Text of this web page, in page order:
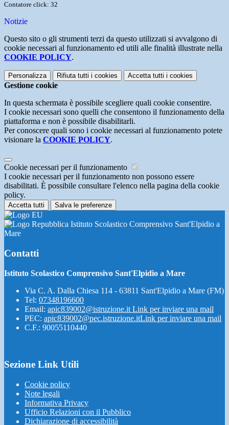
Contatore click: 32
Notizie
Questo sito o gli strumenti terzi da questo utilizzati si avvalgono di
cookie necessari al funzionamento ed utili alle finalità illustrate nella
COOKIE POLICY.
Personalizza Rifiuta tutti i cookies Accetta tutti i cookies
Gestione cookie
In questa schermata è possibile scegliere quali cookie consentire.
I cookie necessari sono quelli che consentono il funzionamento della
piattaforma e non è possibile disabilitarli.
Per conoscere quali sono i cookie necessari al funzionamento potete
visionare la COOKIE POLICY.
Cookie necessari per il funzionamento
I cookie necessari per il funzionamento non possono essere
disabilitati. È possibile consultare l'elenco nella pagina della cookie
policy.
Accetta tutti Salva le preferenze
Istituto Scolastico Comprensivo Sant'Elpidio a
Mare
Contatti
Istituto Scolastico Comprensivo Sant'Elpidio a Mare
Via C. A. Dalla Chiesa 114 - 63811 Sant'Elpidio a Mare (FM)
Tel: 07348196600
Email: apic839002@istruzione.it Link per inviare una mail
PEC: apic839002@pec.istruzione.itLink per inviare una mail
C.F.: 90055110440
Sezione Link Utili
Cookie policy
Note legali
Informativa Privacy
Ufficio Relazioni con il Pubblico
Dichiarazione di accessibilità